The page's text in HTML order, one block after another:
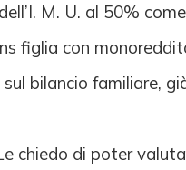
M. U. al 50%
figlia con
bilancio familiare,
chiedo di poter